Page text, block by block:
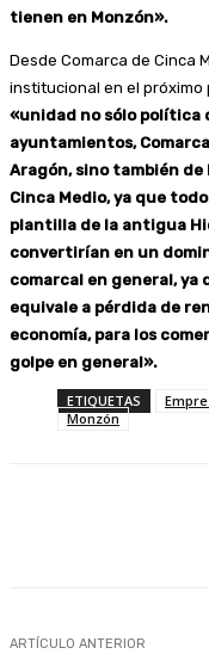
tienen en Monzón».
Desde Comarca de Cinca
institucional en el próximo
«unidad no sólo política
ayuntamientos,
Aragón, sino también de
Cinca Medio, ya que
plantilla de la antigua
convertirían en un
comarcal en general, ya
equivale a pérdida de
economía, para los
golpe en general».
ETIQUETAS
Monzón
ARTÍCULO ANTERIOR